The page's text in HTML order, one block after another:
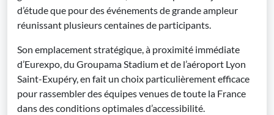
d’étude que pour des événements de grande ampleur
réunissant plusieurs centaines de participants.
Son emplacement stratégique, à proximité immédiate
d’Eurexpo, du Groupama Stadium et de l’aéroport Lyon
Saint-Exupéry, en fait un choix particulièrement efficace
pour rassembler des équipes venues de toute la France
dans des conditions optimales d’accessibilité.